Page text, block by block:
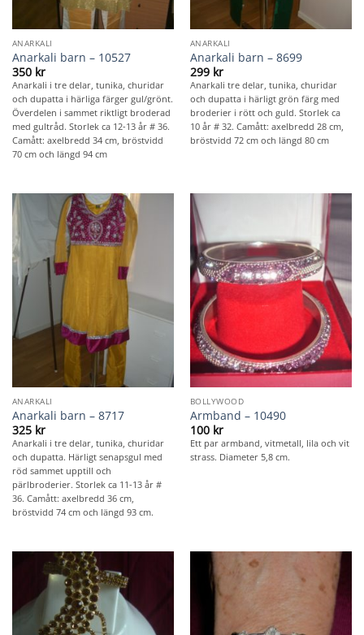
ANARKALI
Anarkali barn – 10527
350 kr
Anarkali i tre delar, tunika, churidar
och dupatta i härliga färger gul/grönt.
Överdelen i sammet riktligt broderad
med gultråd. Storlek ca 12-13 år # 36.
Camått: axelbredd 34 cm, bröstvidd
70 cm och längd 94 cm
ANARKALI
Anarkali barn – 8699
299 kr
Anarkali tre delar, tunika, churidar
och dupatta i härligt grön färg med
broderier i rött och guld. Storlek ca
10 år # 32. Camått: axelbredd 28 cm,
bröstvidd 72 cm och längd 80 cm
ANARKALI
Anarkali barn – 8717
325 kr
Anarkali i tre delar, tunika, churidar
och dupatta. Härligt senapsgul med
röd sammet upptill och
pärlbroderier. Storlek ca 11-13 år #
36. Camått: axelbredd 36 cm,
bröstvidd 74 cm och längd 93 cm.
BOLLYWOOD
Armband – 10490
100 kr
Ett par armband, vitmetall, lila och vit
strass. Diameter 5,8 cm.